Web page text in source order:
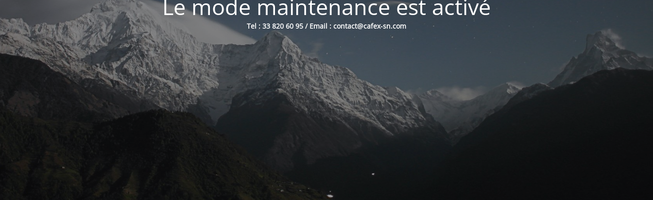
Le mode maintenance est activé
Tel : 33 820 60 95 / Email : contact@cafex-sn.com